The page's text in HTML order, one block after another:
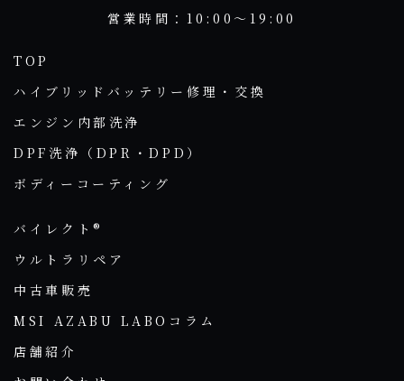
営業時間：10:00～19:00
TOP
ハイブリッドバッテリー修理・交換
エンジン内部洗浄
DPF洗浄（DPR・DPD）
ボディーコーティング
バイレクト®
ウルトラリペア
中古車販売
MSI AZABU LABOコラム
店舗紹介